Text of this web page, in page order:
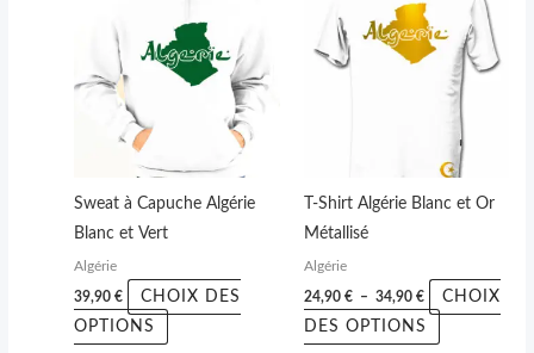
Sweat à Capuche Algérie
Blanc et Vert
Algérie
39,90€
CHOIX DES
OPTIONS
a
plusieurs
variations.
peuvent
sur
la
page
T-Shirt Algérie Blanc et Or
Métallisé
Algérie
24,90 € – 34,90 €
prix :
24,90 €
à
34,90 €
CHOIX
DES OPTIONS
produit
a
plusieurs
variations.
Les
options
peuvent
sur
la
page